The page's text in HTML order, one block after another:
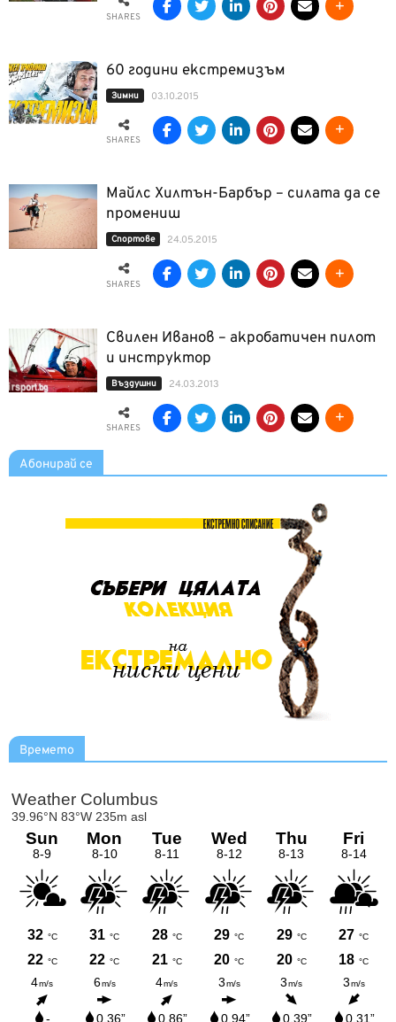
SHARES
60 години екстремизъм
Зимни 03.10.2015
SHARES
Майлс Хилтън-Барбър – силата да се
промениш
Спортове 24.05.2015
SHARES
Свилен Иванов – акробатичен пилот
и инструктор
Въздушни 24.03.2013
SHARES
Абонирай се
Времето